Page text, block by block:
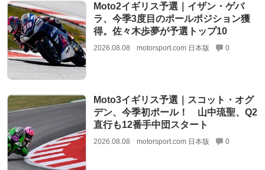
Moto2イギリス予選｜イザン・ゲバ
ラ、今季3度目のポールポジション獲
得。佐々木歩夢が予選トップ10
2026.08.08 motorsport.com 日本版 0
Moto3イギリス予選｜スコット・オグ
デン、今季初ポール！ 山中琉聖、Q2
直行も12番手中団スタート
2026.08.08 motorsport.com 日本版 0